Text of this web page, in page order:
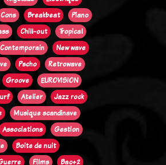
Cons Breakbeat
Piano
Chill-out
Tropical
Contemporain
New wave
Pscho
Retrowave
Groove
EUROVISION
Atelier
Jazz rock
Musique scandinave
Associations
Gestion
Boite de nuit
Films
Bac+2